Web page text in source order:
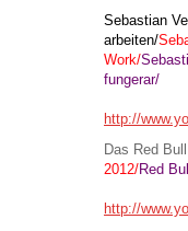
Sebastian
arbeiten/
Work/
fungerar/
http://
Das Red Bull
2012/Red
http://